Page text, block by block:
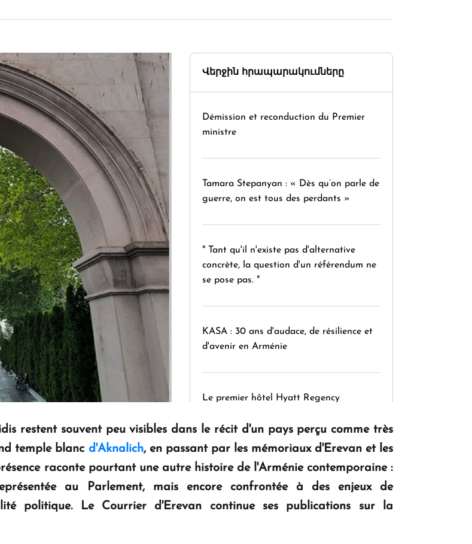
Վերջին հրապարակումները
Démission et reconduction du Premier
ministre
Tamara Stepanyan : « Dès qu’on parle de
guerre, on est tous des perdants »
" Tant qu'il n'existe pas d'alternative
concrète, la question d'un référendum ne
se pose pas. "
KASA : 30 ans d'audace, de résilience et
d'avenir en Arménie
Le premier hôtel Hyatt Regency
restent souvent peu visibles dans le récit d'un pays perçu comme très
temple blanc d'Aknalich, en passant par les mémoriaux d'Erevan et les
raconte pourtant une autre histoire de l'Arménie contemporaine :
au Parlement, mais encore confrontée à des enjeux de
politique. Le Courrier d'Erevan continue ses publications sur la